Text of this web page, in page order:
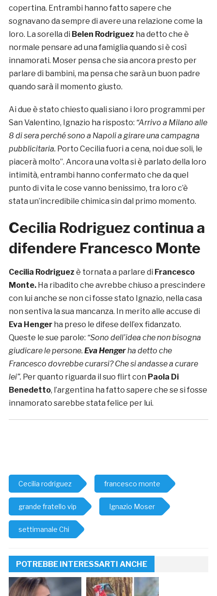
copertina. Entrambi hanno fatto sapere che
sognavano da sempre di avere una relazione come la
loro. La sorella di Belen Rodriguez ha detto che è
normale pensare ad una famiglia quando si è così
innamorati. Moser pensa che sia ancora presto per
parlare di bambini, ma pensa che sarà un buon padre
quando sarà il momento giusto.
Ai due è stato chiesto quali siano i loro programmi per
San Valentino, Ignazio ha risposto: “Arrivo a Milano alle
8 di sera perché sono a Napoli a girare una campagna
pubblicitaria. Porto Cecilia fuori a cena, noi due soli, le
piacerà molto”. Ancora una volta si è parlato della loro
intimità, entrambi hanno confermato che da quel
punto di vita le cose vanno benissimo, tra loro c’è
stata un’incredibile chimica sin dal primo momento.
Cecilia Rodriguez continua a
difendere Francesco Monte
Cecilia Rodriguez è tornata a parlare di Francesco
Monte.Ha ribadito che avrebbe chiuso a prescindere
con lui anche se non ci fosse stato Ignazio, nella casa
non sentiva la sua mancanza. In merito alle accuse di
Eva Hengerha preso le difese dell’ex fidanzato.
Queste le sue parole: “Sono dell’idea che non bisogna
giudicare le persone. Eva Hengerha detto che
Francesco dovrebbe curarsi? Che si andasse a curare
lei”. Per quanto riguarda il suo flirt con Paola Di
Benedetto, l’argentina ha fatto sapere che se si fosse
innamorato sarebbe stata felice per lui.
Cecilia rodriguez francesco monte
grande fratello vip Ignazio Moser
settimanale Chi
POTREBBE INTERESSARTI ANCHE